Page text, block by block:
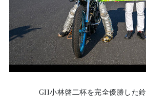
GII小林啓二杯を完全優勝した